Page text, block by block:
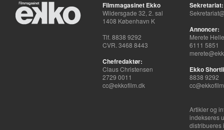
Filmmagasinet Ekko
Wildersgade 32, 2. sal
1408 København K
Tlf. 8838 9292
CVR. 3468 8443
Chefredaktør:
Claus Christensen
2729 0011
cc@ekkofilm.dk
Sekretariat:
Annoncer:
Merete
6111 5851
Ekko
8838 9292
Artikler og
indekseres
distribueres